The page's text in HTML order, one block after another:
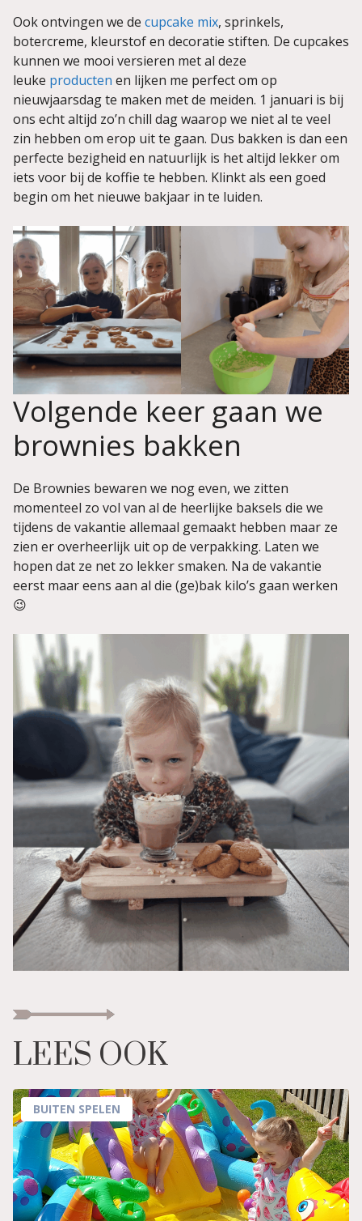
Ook ontvingen we de cupcake mix, sprinkels,
botercreme, kleurstof en decoratie stiften. De cupcakes
kunnen we mooi versieren met al deze
leuke producten en lijken me perfect om op
nieuwjaarsdag te maken met de meiden. 1 januari is bij
ons echt altijd zo’n chill dag waarop we niet al te veel
zin hebben om erop uit te gaan. Dus bakken is dan een
perfecte bezigheid en natuurlijk is het altijd lekker om
iets voor bij de koffie te hebben. Klinkt als een goed
begin om het nieuwe bakjaar in te luiden.
Volgende keer gaan we
brownies bakken
De Brownies bewaren we nog even, we zitten
momenteel zo vol van al de heerlijke baksels die we
tijdens de vakantie allemaal gemaakt hebben maar ze
zien er overheerlijk uit op de verpakking. Laten we
hopen dat ze net zo lekker smaken. Na de vakantie
eerst maar eens aan al die (ge)bak kilo’s gaan werken
😉
LEES OOK
BUITEN SPELEN